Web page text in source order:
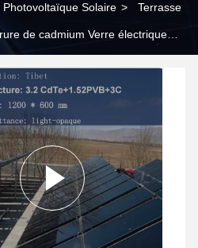
Photovoltaïque Solaire > Terrasse
de cadmium Verre électrique